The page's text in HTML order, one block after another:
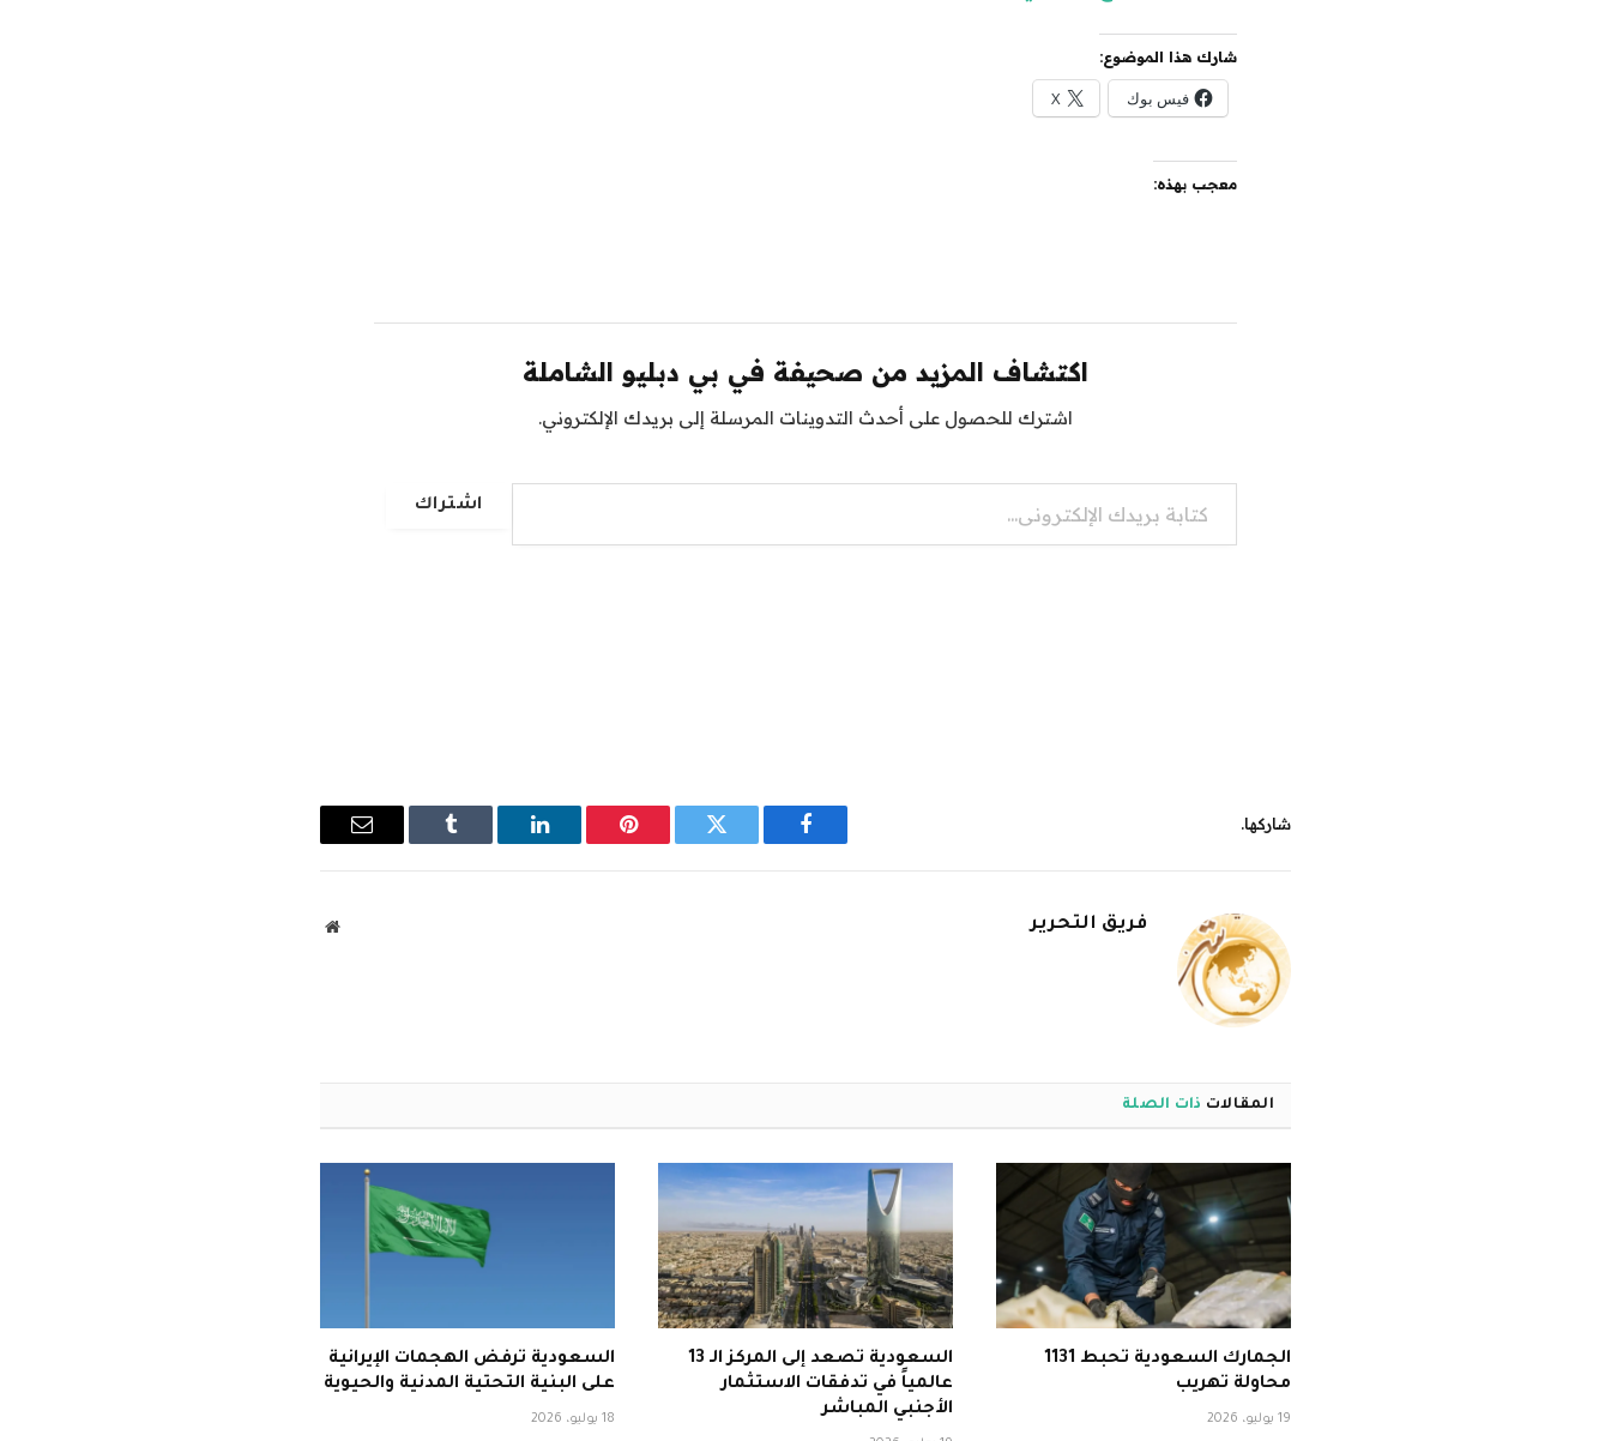
شارك هذا الموضوع:
فيس بوك X
معجب بهذه:
اكتشاف المزيد من صحيفة في بي دبليو الشاملة
اشترك للحصول على أحدث التدوينات المرسلة إلى بريدك الإلكتروني.
كتابة بريدك الإلكتروني...
اشتراك
شاركها.
فيسبوك تويتر بينتيريستلينكدإن Tumblr
البريد
فريق التحرير
موقع
المقالات ذات الصلة
الجمارك السعودية تحبط 1131
محاولة تهريب
19 يوليو، 2026
السعودية تصعد إلى المركز الـ 13
عالمياً في تدفقات الاستثمار
الأجنبي المباشر
السعودية ترفض الهجمات الإيرانية
على البنية التحتية المدنية والحيوية
18 يوليو، 2026